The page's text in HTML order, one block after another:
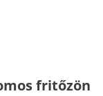
fritőzön